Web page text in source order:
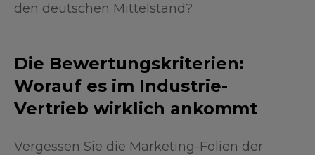
den deutschen Mittelstand?
Die Bewertungskriterien:
Worauf es im Industrie-
Vertrieb wirklich ankommt
Vergessen Sie die Marketing-Folien der